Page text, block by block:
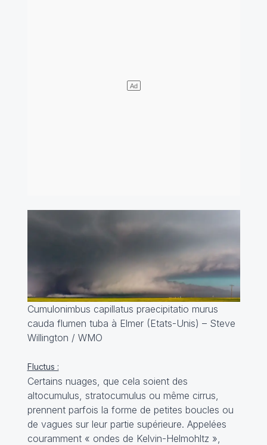
Cumulonimbus capillatus praecipitatio murus
cauda flumen tuba à Elmer (Etats-Unis) – Steve
Willington / WMO
Fluctus :
Certains nuages, que cela soient des
altocumulus, stratocumulus ou même cirrus,
prennent parfois la forme de petites boucles ou
de vagues sur leur partie supérieure. Appelées
couramment « ondes de Kelvin-Helmohltz »,